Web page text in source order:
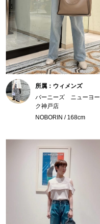
所属：ウィメンズ
バーニーズ ニューヨー
ク神戸店
NOBORIN / 168cm